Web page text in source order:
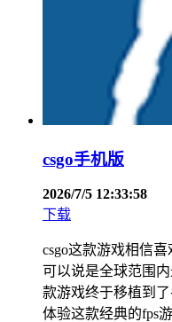
csgo手机版
2026/7/5 12:33:58
下载
csgo这款游戏相信
可以说是全球范围
款游戏终于移植到
体验这款经典的fps